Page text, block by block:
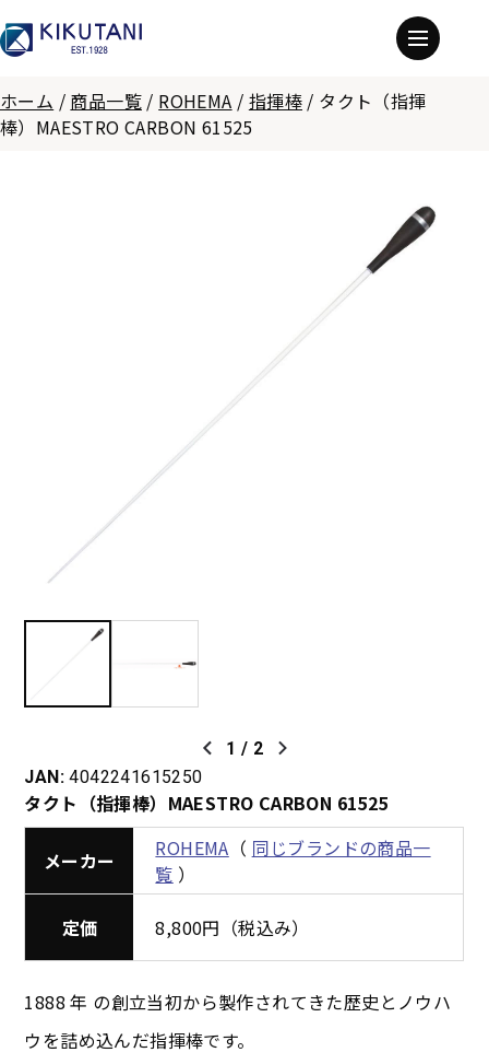
ホーム / 商品一覧 / ROHEMA / 指揮棒 / タクト（指揮
棒）MAESTRO CARBON 61525
1 / 2
JAN: 4042241615250
タクト（指揮棒）MAESTRO CARBON 61525
メーカー ROHEMA （ 同じブランドの商品一
覧 ）
定価 8,800円（税込み）
1888 年 の創立当初から製作されてきた歴史とノウハ
ウを詰め込んだ指揮棒です。